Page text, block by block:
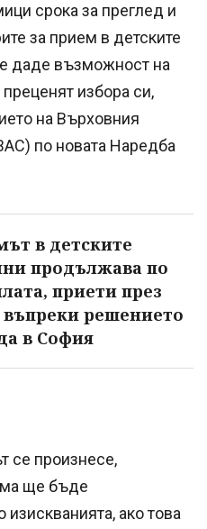
срока за преглед и
за прием в детските
даде възможност на
избора си,
на Върховния
по новата Наредба
в детските
продължава по
приети през
решението
в София
се произнесе,
ще бъде
ако това